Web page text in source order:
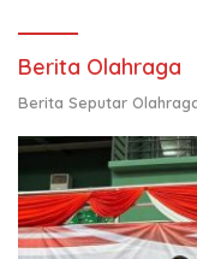
Berita Olahraga
Berita Seputar